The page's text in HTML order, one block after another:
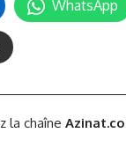
WhatsApp
la chaîne